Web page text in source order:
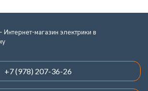
магазин электрики в
+7 (978) 207-36-26